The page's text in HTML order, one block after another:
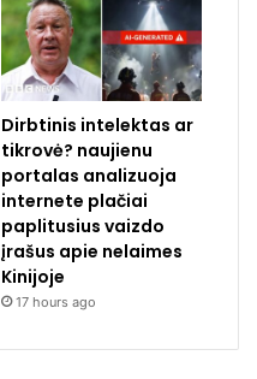
Dirbtinis intelektas ar
tikrovė? naujienu
portalas analizuoja
internete plačiai
paplitusius vaizdo
įrašus apie nelaimes
Kinijoje
17 hours ago